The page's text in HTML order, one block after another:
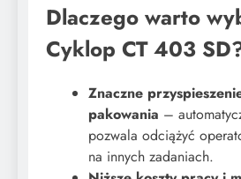
Dlaczego warto
Cyklop CT 403
Znaczne
pakowania –
pozwala odciążyć
na innych zadaniach.